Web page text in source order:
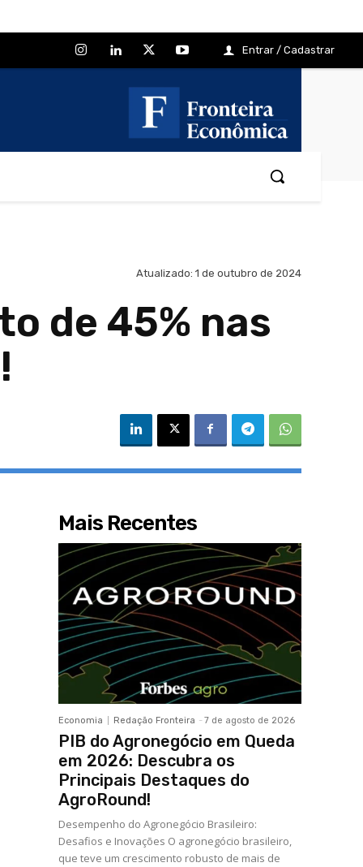
Entrar / Cadastrar
Atualizado: 1 de outubro de 2024
de 45% nas
Mais Recentes
Economia Redação Fronteira - 7 de agosto de 2026
PIB do Agronegócio em Queda
em 2026: Descubra os
Principais Destaques do
AgroRound!
Desempenho do Agronegócio Brasileiro:
Desafios e Inovações O agronegócio brasileiro,
que teve um crescimento robusto de mais de